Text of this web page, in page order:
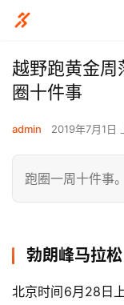
越野跑黄金
圈十件事
admin 2019年7月1日
跑圈一周十件事。
勃朗峰马拉
北京时间6月28日